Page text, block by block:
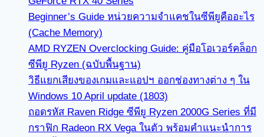
Beginner’s Guide หน่วยความจำแคชในซีพียูคืออะไร
(Cache Memory)
AMD RYZEN Overclocking Guide: คู่มือโอเวอร์คล็อก
ซีพียู Ryzen (ฉบับพื้นฐาน)
วิธีแยกเสียงของเกมและแอปฯ ออกช่องทางต่าง ๆ ใน
Windows 10 April update (1803)
ถอดรหัส Raven Ridge ซีพียู Ryzen 2000G Series ที่มี
กราฟิก Radeon RX Vega ในตัว พร้อมคำแนะนำการ